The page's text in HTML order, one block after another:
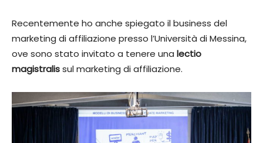
Recentemente ho anche spiegato il business del
marketing di affiliazione presso l’Università di Messina,
ove sono stato invitato a tenere una lectio
magistralissul marketing di affiliazione.